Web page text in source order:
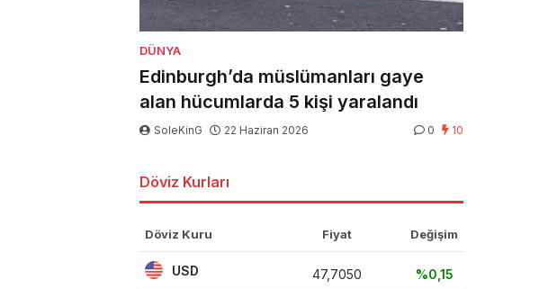
DÜNYA
Edinburgh’da müslümanları gaye
alan hücumlarda 5 kişi yaralandı
SoleKinG 22 Haziran 2026 0 10
Döviz Kurları
Döviz Kuru Fiyat Değişim
USD 47,7050 %0,15